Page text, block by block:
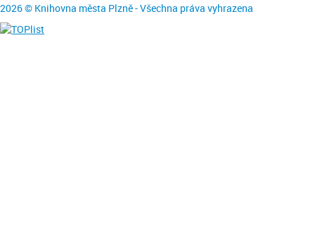
2026 © Knihovna města Plzně - Všechna práva vyhrazena